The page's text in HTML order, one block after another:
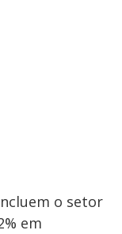
o setor
em